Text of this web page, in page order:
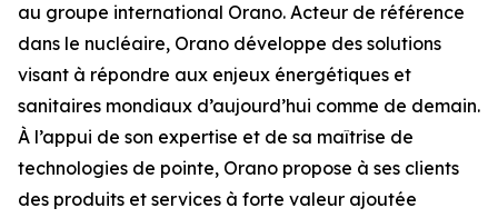
au groupe international Orano. Acteur de référence
dans le nucléaire, Orano développe des solutions
visant à répondre aux enjeux énergétiques et
sanitaires mondiaux d’aujourd’hui comme de demain.
À l’appui de son expertise et de sa maîtrise de
technologies de pointe, Orano propose à ses clients
des produits et services à forte valeur ajoutée